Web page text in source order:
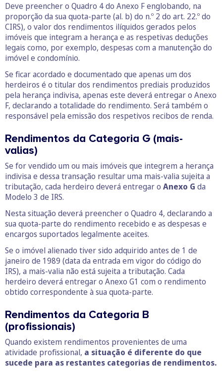
Deve preencher o Quadro 4 do Anexo F englobando, na
proporção da sua quota-parte (al. b) do n.º 2 do art. 22.º do
CIRS), o valor dos rendimentos ilíquidos gerados pelos
imóveis que integram a herança e as respetivas deduções
legais como, por exemplo, despesas com a manutenção do
imóvel e condomínio.
Se ficar acordado e documentado que apenas um dos
herdeiros é o titular dos rendimentos prediais produzidos
pela herança indivisa, apenas este deverá entregar o Anexo
F, declarando a totalidade do rendimento. Será também o
responsável pela emissão dos respetivos recibos de renda.
Rendimentos da Categoria G (mais-
valias)
Se for vendido um ou mais imóveis que integrem a herança
indivisa e dessa transação resultar uma mais-valia sujeita a
tributação, cada herdeiro deverá entregar o Anexo G da
Modelo 3 de IRS.
Nesta situação deverá preencher o Quadro 4, declarando a
sua quota-parte do rendimento recebido e as despesas e
encargos suportados legalmente aceites.
Se o imóvel alienado tiver sido adquirido antes de 1 de
janeiro de 1989 (data da entrada em vigor do código do
IRS), a mais-valia não está sujeita a tributação. Cada
herdeiro deverá entregar o Anexo G1 com o rendimento
obtido correspondente à sua quota-parte.
Rendimentos da Categoria B
(profissionais)
Quando existem rendimentos provenientes de uma
atividade profissional, a situação é diferente do que
sucede para as restantes categorias de rendimentos.